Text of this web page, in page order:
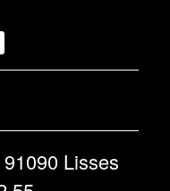
Lisses